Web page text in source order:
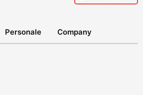
Personale Company